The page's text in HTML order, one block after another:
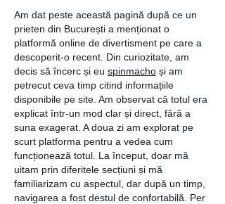
Am dat peste această pagină după ce un
prieten din București a menționat o
platformă online de divertisment pe care a
descoperit-o recent. Din curiozitate, am
decis să încerc și eu spinmacho și am
petrecut ceva timp citind informațiile
disponibile pe site. Am observat că totul era
explicat într-un mod clar și direct, fără a
suna exagerat. A doua zi am explorat pe
scurt platforma pentru a vedea cum
funcționează totul. La început, doar mă
uitam prin diferitele secțiuni și mă
familiarizam cu aspectul, dar după un timp,
navigarea a fost destul de confortabilă. Per